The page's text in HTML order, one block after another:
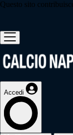
Questo sito
Accedi